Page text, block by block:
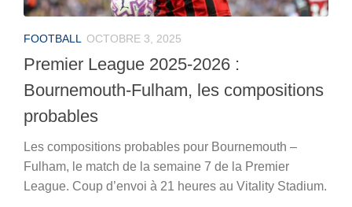
FOOTBALL OCTOBRE 3, 2025
Premier League 2025-2026 :
Bournemouth-Fulham, les compositions
probables
Les compositions probables pour Bournemouth –
Fulham, le match de la semaine 7 de la Premier
League. Coup d’envoi à 21 heures au Vitality Stadium.